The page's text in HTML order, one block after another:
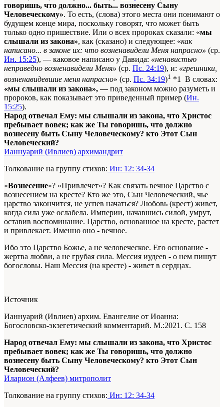
говоришь, что должно... быть... вознесену Сыну
Человеческому». То есть, (слова) этого места они понимают о
будущем конце мира, поскольку говорят, что может быть
только одно пришествие. Или о всех пророках сказали: «мы
слышали из закона», как (сказано) и следующее: «как
написано... в законе их: что возненавидели Меня напрасно» (ср.
Ин. 15:25), — каковое написано у Давида: «ненавистью
неправедно возненавидели Меня» (ср. Пс. 24:19), и: «грешники,
возненавидевшие меня напрасно» (ср. Пс. 34:19)1 *1 В словах:
«мы слышали из закона», — под законом можно разуметь и
пророков, как показывает это приведенный пример (Ин.
15:25).
Народ отвечал Ему: мы слышали из закона, что Христос
пребывает вовек; как же Ты говоришь, что должно
вознесену быть Сыну Человеческому? кто Этот Сын
Человеческий?
Ианнуарий (Ивлиев) архимандрит
Толкование на группу стихов: Ин: 12: 34-34
«Вознесение»? «Привлечет»? Как связать вечное Царство с
вознесением на кресте? Кто же это, Сын Человеческий, чье
царство закончится, не успев начаться? Любовь (крест) живет,
когда сила уже ослабела. Империи, начавшись силой, умрут,
оставив воспоминание. Царство, основанное на кресте, растет
и привлекает. Именно оно - вечное.
Ибо это Царство Божье, а не человеческое. Его основание -
жертва любви, а не грубая сила. Мессия иудеев - о нем пишут
богословы. Наш Мессия (на кресте) - живет в сердцах.
Источник
Ианнуарий (Ивлиев) архим. Евангелие от Иоанна:
Богословско-экзегетический комментарий. М.:2021. С. 158
Народ отвечал Ему: мы слышали из закона, что Христос
пребывает вовек; как же Ты говоришь, что должно
вознесену быть Сыну Человеческому? кто Этот Сын
Человеческий?
Иларион (Алфеев) митрополит
Толкование на группу стихов: Ин: 12: 34-34